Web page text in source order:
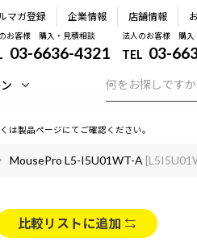
マガ登録 企業情報 店舗情報
お客様 購入・見積相談
03-6636-4321
法人のお客様 購入
TEL 03-
は製品ページにてご確認ください。
MousePro L5-I5U01WT-A
比較リストに追加